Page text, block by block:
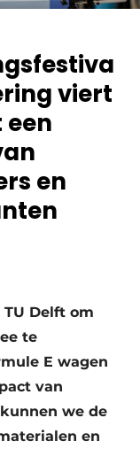
viert
een
en
Delft om
te
E wagen
van
we de
en